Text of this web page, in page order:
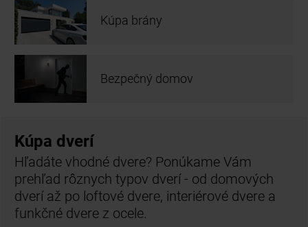
Kúpa brány
Bezpečný domov
Kúpa dverí
Hľadáte vhodné dvere? Ponúkame Vám
prehľad rôznych typov dverí - od domových
dverí až po loftové dvere, interiérové dvere a
funkčné dvere z ocele.